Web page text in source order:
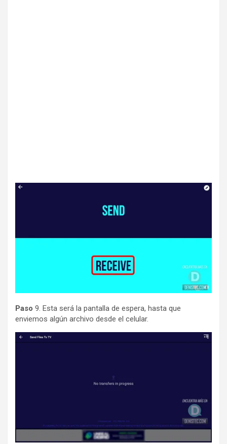
Paso 9. Esta será la pantalla de espera, hasta que
enviemos algún archivo desde el celular.